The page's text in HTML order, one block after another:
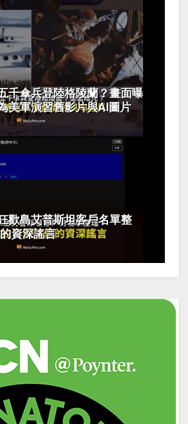
千傘兵登陸格陵蘭？畫面曝
美軍演習舊影片與AI圖片
歡島艾普斯坦客戶名單整
資深謠言